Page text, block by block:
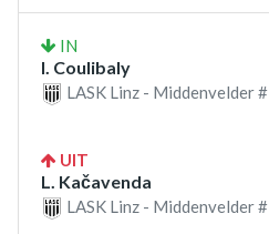
IN
I. Coulibaly
LASK Linz - Middenvelder #
UIT
L. Kačavenda
LASK Linz - Middenvelder #